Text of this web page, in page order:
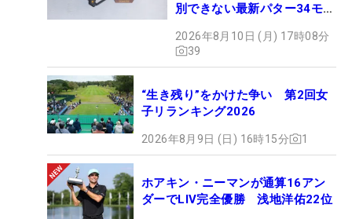
別できない最新パター34モデ
#ギアカタログ2026
2026年8月10日 (月) 17時08分
39
“生き残り”をかけた争い 第2回女
子リランキング2026
2026年8月9日 (日) 16時15分 1
ホアキン・ニーマンが通算16アン
ダーでLIV完全優勝 浅地洋佑22位